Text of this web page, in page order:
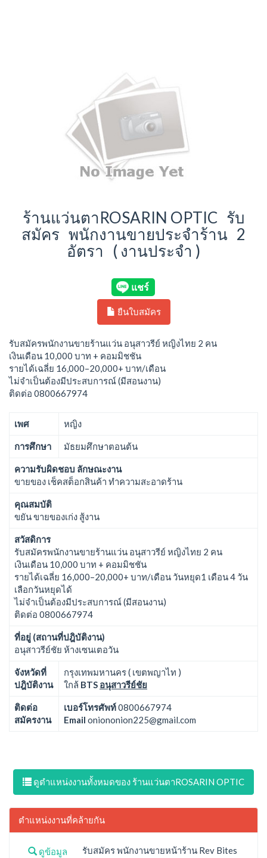
ร้านแว่นตาROSARIN OPTIC รับ
สมัคร พนักงานขายประจำร้าน 2
อัตรา ( งานประจำ )
ยืนใบสมัคร
รับสมัครพนักงานขายร้านแว่น อนุสาวรีย์ หญิงไทย 2 คน
เงินเดือน 10,000 บาท + คอมมิชชัน
รายได้เฉลี่ย 16,000–20,000+ บาท/เดือน
ไม่จำเป็นต้องมีประสบการณ์ (มีสอนงาน)
ติดต่อ 0800667974
เพศ หญิง
การศึกษา มัธยมศึกษาตอนต้น
ความรับผิดชอบ ลักษณะงาน
ขายของ เช็คสต็อกสินค้า ทำความสะอาดร้าน
คุณสมบัติ
ขยัน ขายของเก่ง สู้งาน
สวัสดิการ
รับสมัครพนักงานขายร้านแว่น อนุสาวรีย์ หญิงไทย 2 คน
เงินเดือน 10,000 บาท + คอมมิชชัน
รายได้เฉลี่ย 16,000–20,000+ บาท/เดือน วันหยุด1 เดือน 4 วัน
เลือกวันหยุดได้
ไม่จำเป็นต้องมีประสบการณ์ (มีสอนงาน)
ติดต่อ 0800667974
ที่อยู่ (สถานที่ปฎิบัติงาน)
อนุสาวรีย์ชัย ห้างเซนเตอวัน
จังหวัดที่
ปฎิบัติงาน
กรุงเทพมหานคร ( เขตพญาไท )
ใกล้ BTS อนุสาวรีย์ชัย
ติดต่อ
สมัครงาน
เบอร์โทรศัพท์0800667974
Email oniononion225@gmail.com
ดูตำแหน่งงานทั้งหมดของ ร้านแว่นตาROSARIN OPTIC
ตำแหน่งงานที่คล้ายกัน
ดูข้อมูล
รับสมัคร พนักงานขายหน้าร้าน Rev Bites